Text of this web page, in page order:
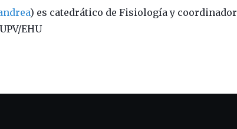
) es catedrático de Fisiología y coordinador
EHU